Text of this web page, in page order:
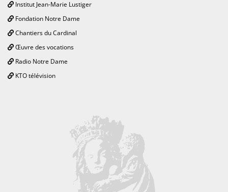
Institut Jean-Marie Lustiger
Fondation Notre Dame
Chantiers du Cardinal
Œuvre des vocations
Radio Notre Dame
KTO télévision